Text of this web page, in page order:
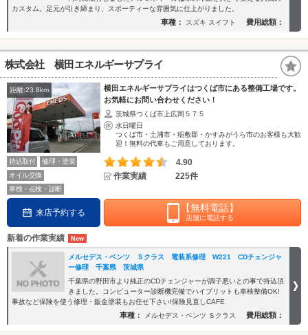
カスタム。足元が引き締まり、スポーティーな雰囲気に仕上がりました。
車種： スズキ スイフト 費用総額：
株式会社 横田エネルギーサプライ
距離:23.8km
横田エネルギーサプライはつくば市にある整備工場です。
お気軽にお問い合わせください！
茨城県つくば市上広岡５７５
水日曜日
つくば市・土浦市・稲敷郡・かすみがうら市のお客様も大歓
迎！無料の代車もご用意しております。
持込取付
修理・塗装
オイル交換
車検・点検・診断
4.90
作業実績
225件
来店予約する 【無料電話】
店舗に電話する
新着の作業実績
メルセデス・ベンツ Ｓクラス 電装系修理 W221 CDチェンジャ
ー修理 千葉県 茨城県
千葉県の野田市より純正のCDチェンジャーが調子悪いとの事で持込頂
きました。コンピューター診断機完備でハイブリットも車検整備OK!
事故など保険を使う修理・鈑金塗装もお任せ下さい!保険見直しCAFE
車種： メルセデス・ベンツ Ｓクラス 費用総額：